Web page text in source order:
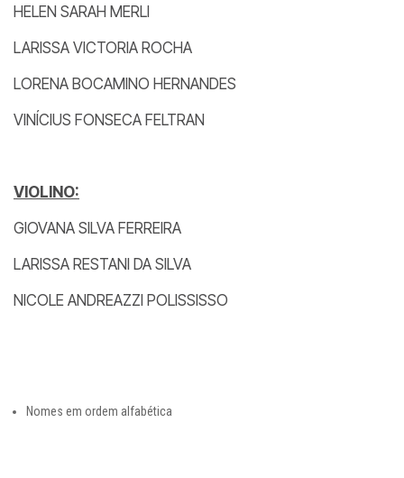
HELEN SARAH MERLI
LARISSA VICTORIA ROCHA
LORENA BOCAMINO HERNANDES
VINÍCIUS FONSECA FELTRAN
VIOLINO:
GIOVANA SILVA FERREIRA
LARISSA RESTANI DA SILVA
NICOLE ANDREAZZI POLISSISSO
Nomes em ordem alfabética